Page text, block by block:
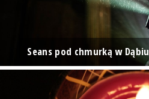
Seans pod chmurką w Dąbiu